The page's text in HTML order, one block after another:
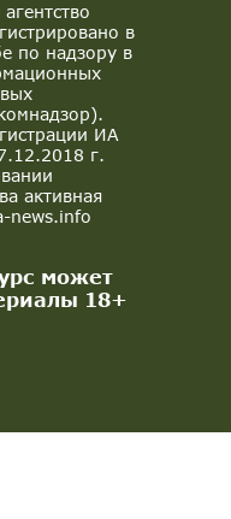
в
по надзору в
ИА
г.
активная
news.info
может
18+